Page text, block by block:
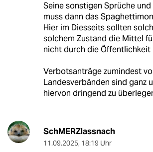
Seine sonstigen Sprüche
muss dann das
Hier im Diesseits sollten
solchem Zustand die Mittel
nicht durch die Öffentlichkeit
Verbotsanträge zumindest
Landesverbänden sind ganz
hiervon dringend zu
SchMERZlassnach
11.09.2025, 18:19 Uhr